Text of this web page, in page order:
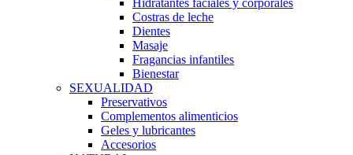
Hidratantes faciales y corporales
Costras de leche
Dientes
Masaje
Fragancias infantiles
Bienestar
SEXUALIDAD
Preservativos
Complementos alimenticios
Geles y lubricantes
Accesorios